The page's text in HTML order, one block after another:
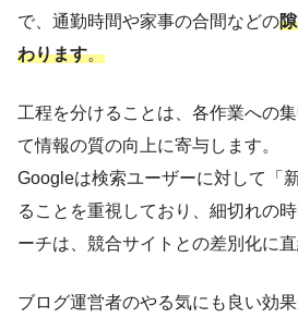
で、通勤時間や家事の合間などの
わります。
工程を分けることは、各作業への
て情報の質の向上に寄与します。
Googleは検索ユーザーに対して「
ることを重視しており、細切れの
ーチは、競合サイトとの差別化に直
ブログ運営者のやる気にも良い効果